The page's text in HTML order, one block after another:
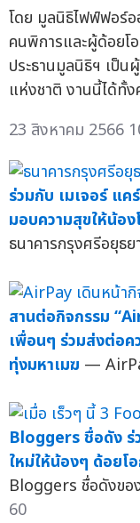
โดย มูลนิธิไฟฟ์ฟอร์
คนพิการและผู้ด้อย
ประธานมูลนิธิฯ เป็
แห่งชาติ งานนี้ได้ทั้ง
23 สิงหาคม 2566
ร่วมกับ เมเจอร์ แ
มอบความสุขให้น้อ
ธนาคารกรุงศรีอยุธ
สานต่อกิจกรรม
เพื่อนๆ ร่วมส่งต่อค
ทุ่งมหาเมฆ —
Bloggers ชื่อดัง
ใหม่ให้น้องๆ ด้อยโ
Bloggers ชื่อดังขอ
60